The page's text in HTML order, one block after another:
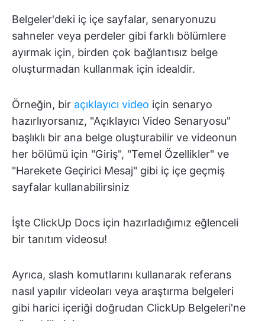
Belgeler'deki iç içe sayfalar, senaryonuzu
sahneler veya perdeler gibi farklı bölümlere
ayırmak için, birden çok bağlantısız belge
oluşturmadan kullanmak için idealdir.
Örneğin, bir açıklayıcı video için senaryo
hazırlıyorsanız, "Açıklayıcı Video Senaryosu"
başlıklı bir ana belge oluşturabilir ve videonun
her bölümü için "Giriş", "Temel Özellikler" ve
"Harekete Geçirici Mesaj" gibi iç içe geçmiş
sayfalar kullanabilirsiniz
İşte ClickUp Docs için hazırladığımız eğlenceli
bir tanıtım videosu!
Ayrıca, slash komutlarını kullanarak referans
nasıl yapılır videoları veya araştırma belgeleri
gibi harici içeriği doğrudan ClickUp Belgeleri'ne